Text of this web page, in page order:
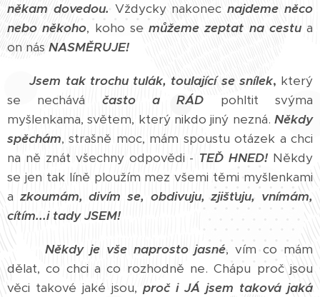
někam dovedou. Vždycky nakonecnajdeme něco
nebo někoho, koho se můžeme zeptat na cestua
on nás NASMĚRUJE!
Jsem tak trochu tulák, toulající se snílek, který
se nechává často a RÁD pohltit svýma
myšlenkama, světem, který nikdo jiný nezná. Někdy
spěchám, strašně moc, mám spoustu otázek a chci
na ně znát všechny odpovědi - TEĎ HNED! Někdy
se jen tak líně ploužím mez všemi těmi myšlenkami
a zkoumám, divím se, obdivuju, zjišťuju, vnímám,
cítím...i tady JSEM!
Někdy je vše naprosto jasné, vím co mám
dělat, co chci a co rozhodně ne. Chápu proč jsou
věci takové jaké jsou, proč i JÁ jsem taková jaká